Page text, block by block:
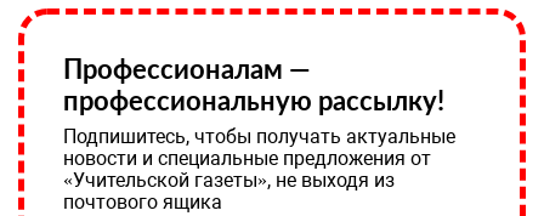
Профессионалам —
профессиональную рассылку!
Подпишитесь, чтобы получать актуальные
новости и специальные предложения от
«Учительской газеты», не выходя из
почтового ящика